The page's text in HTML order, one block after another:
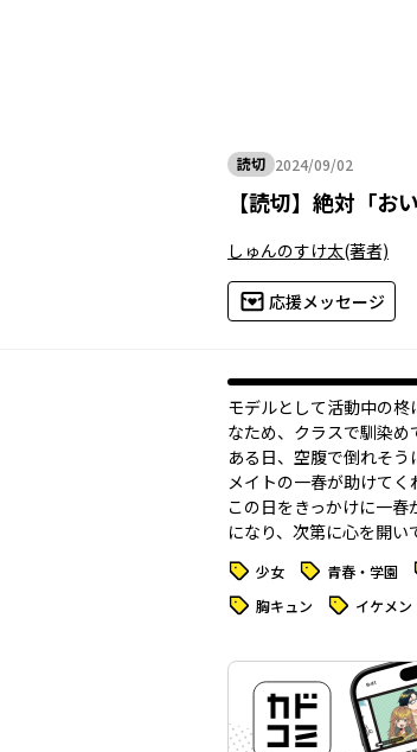
読切 2024/09/02
2024年09月02日
【読切】 絶対「お
しゅんのすけ太(著者)
応援メッセージ
モデルとして活動中の
なため、クラスで馴染め
ある日、空腹で倒れそ
メイトの一春が助けてく
この日をきっかけに一
になり、次第に心を開いて
タグ 少女 タグ 青春・学園
タグ 胸キュン タグ イケメン